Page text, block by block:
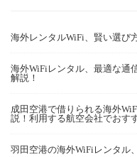
海外レンタルWiFi、賢い選び
海外WiFiレンタル、最適な通
解説！
成田空港で借りられる海外
説！利用する航空会社でおす
羽田空港の海外WiFiレンタル